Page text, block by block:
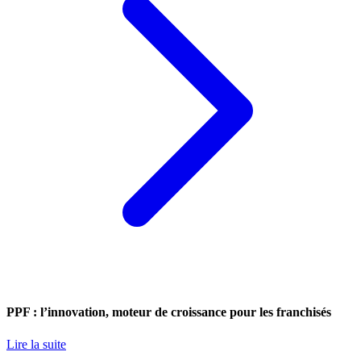
PPF : l’innovation, moteur de croissance pour les franchisés
Lire la suite